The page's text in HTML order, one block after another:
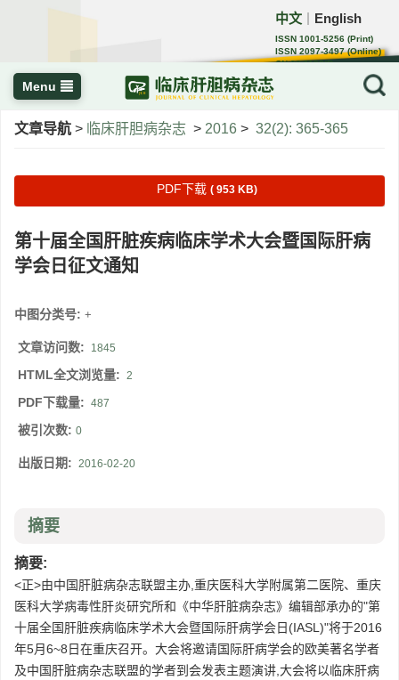
中文 English
ISSN 1001-5256 (Print)
ISSN 2097-3497 (Online)
CN 22-1108/R
Menu
文章导航 > 临床肝胆病杂志 > 2016 > 32(2): 365-365
PDF下载 ( 953 KB)
第十届全国肝脏疾病临床学术大会暨国际肝病
学会日征文通知
中图分类号: +
文章访问数: 1845
HTML全文浏览量: 2
PDF下载量: 487
被引次数: 0
出版日期: 2016-02-20
摘要
摘要:
<正>由中国肝脏病杂志联盟主办,重庆医科大学附属第二医院、重庆
医科大学病毒性肝炎研究所和《中华肝脏病杂志》编辑部承办的"第
十届全国肝脏疾病临床学术大会暨国际肝病学会日(IASL)"将于2016
年5月6~8日在重庆召开。大会将邀请国际肝病学会的欧美著名学者
及中国肝脏病杂志联盟的学者到会发表主题演讲,大会将以临床肝病